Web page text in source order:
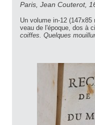
Paris, Jean Couterot,
Un volume in-12 (147x85
veau de l'époque, dos à
coiffes. Quelques